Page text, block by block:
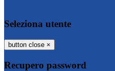
Seleziona utente
button close ×
Recupero password